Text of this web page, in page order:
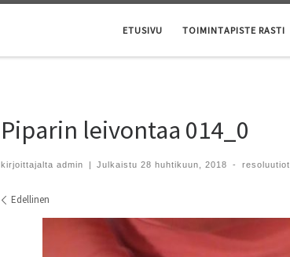
ETUSIVU TOIMINTAPISTE RASTI
Piparin leivontaa 014_0
kirjoittajalta admin | Julkaistu28 huhtikuun, 2018 - resoluutiot
Kuvien navigointi
Edellinen